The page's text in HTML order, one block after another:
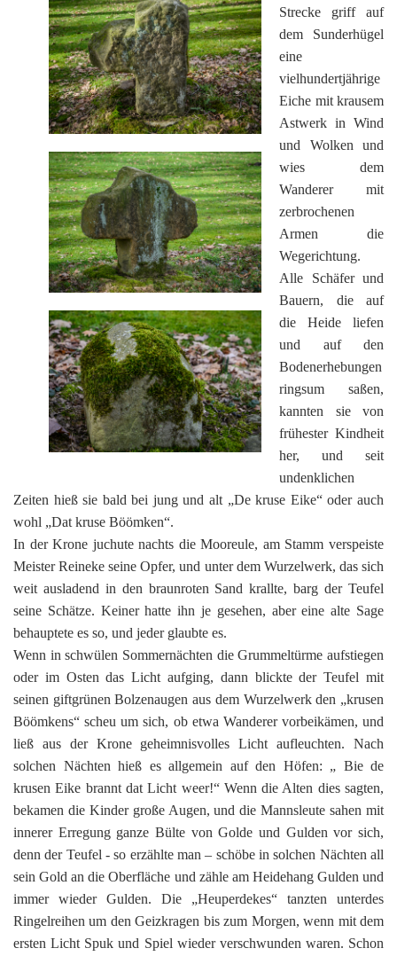
Strecke griff auf
dem Sunderhügel
eine
vielhundertjährige
Eiche mit krausem
Astwerk in Wind
und Wolken und
wies dem
Wanderer mit
zerbrochenen
Armen die
Wegerichtung.
Alle Schäfer und
Bauern, die auf
die Heide liefen
und auf den
Bodenerhebungen
ringsum saßen,
kannten sie von
frühester Kindheit
her, und seit
undenklichen
Zeiten hieß sie bald bei jung und alt „De kruse Eike“ oder auch
wohl „Dat kruse Böömken“.
In der Krone juchute nachts die Mooreule, am Stamm verspeiste
Meister Reineke seine Opfer, und unter dem Wurzelwerk, das sich
weit ausladend in den braunroten Sand krallte, barg der Teufel
seine Schätze. Keiner hatte ihn je gesehen, aber eine alte Sage
behauptete es so, und jeder glaubte es.
Wenn in schwülen Sommernächten die Grummeltürme aufstiegen
oder im Osten das Licht aufging, dann blickte der Teufel mit
seinen giftgrünen Bolzenaugen aus dem Wurzelwerk den „krusen
Böömkens“ scheu um sich, ob etwa Wanderer vorbeikämen, und
ließ aus der Krone geheimnisvolles Licht aufleuchten. Nach
solchen Nächten hieß es allgemein auf den Höfen: „ Bie de
krusen Eike brannt dat Licht weer!“ Wenn die Alten dies sagten,
bekamen die Kinder große Augen, und die Mannsleute sahen mit
innerer Erregung ganze Bülte von Golde und Gulden vor sich,
denn der Teufel - so erzählte man – schöbe in solchen Nächten all
sein Gold an die Oberfläche und zähle am Heidehang Gulden und
immer wieder Gulden. Die „Heuperdekes“ tanzten unterdes
Ringelreihen um den Geizkragen bis zum Morgen, wenn mit dem
ersten Licht Spuk und Spiel wieder verschwunden waren. Schon